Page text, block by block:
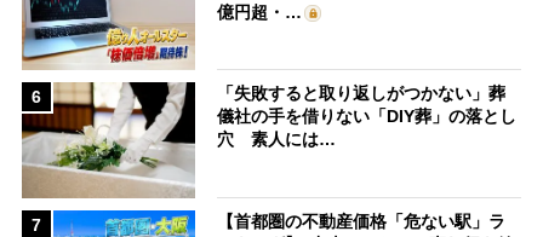
億円超・…
6
「失敗すると取り返しがつかない」葬
儀社の手を借りない「DIY葬」の落とし
穴 素人には…
7
【首都圏の不動産価格「危ない駅」ラ